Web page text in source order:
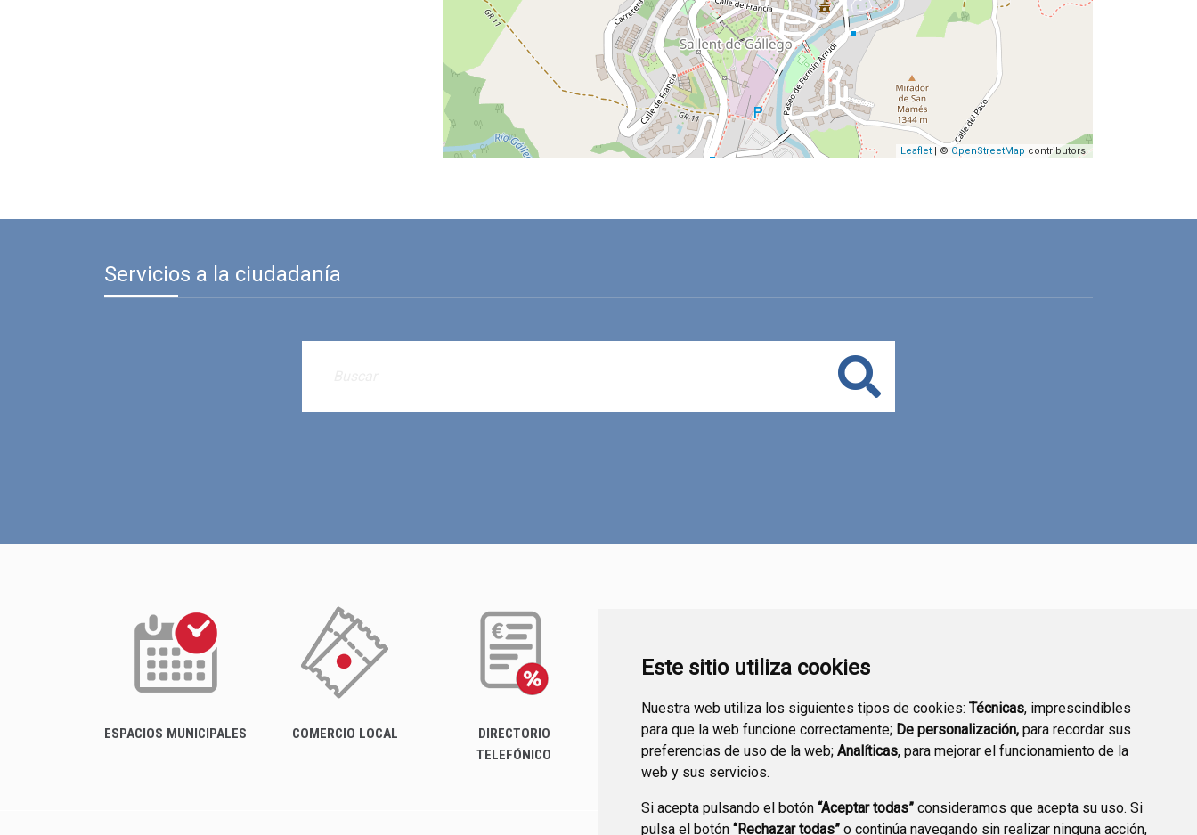
Este sitio utiliza cookies
Nuestra web utiliza los siguientes tipos de cookies: Técnicas, imprescindibles
para que la web funcione correctamente; De personalización, para recordar sus
preferencias de uso de la web; Analíticas, para mejorar el funcionamiento de la
web y sus servicios.
Si acepta pulsando el botón “Aceptar todas” consideramos que acepta su uso. Si
pulsa el botón “Rechazar todas” o continúa navegando sin realizar ninguna acción,
Leaflet | © OpenStreetMap contributors.
Servicios a la ciudadanía
Buscar
ESPACIOS MUNICIPALES COMERCIO LOCAL
DIRECTORIO
TELEFÓNICO